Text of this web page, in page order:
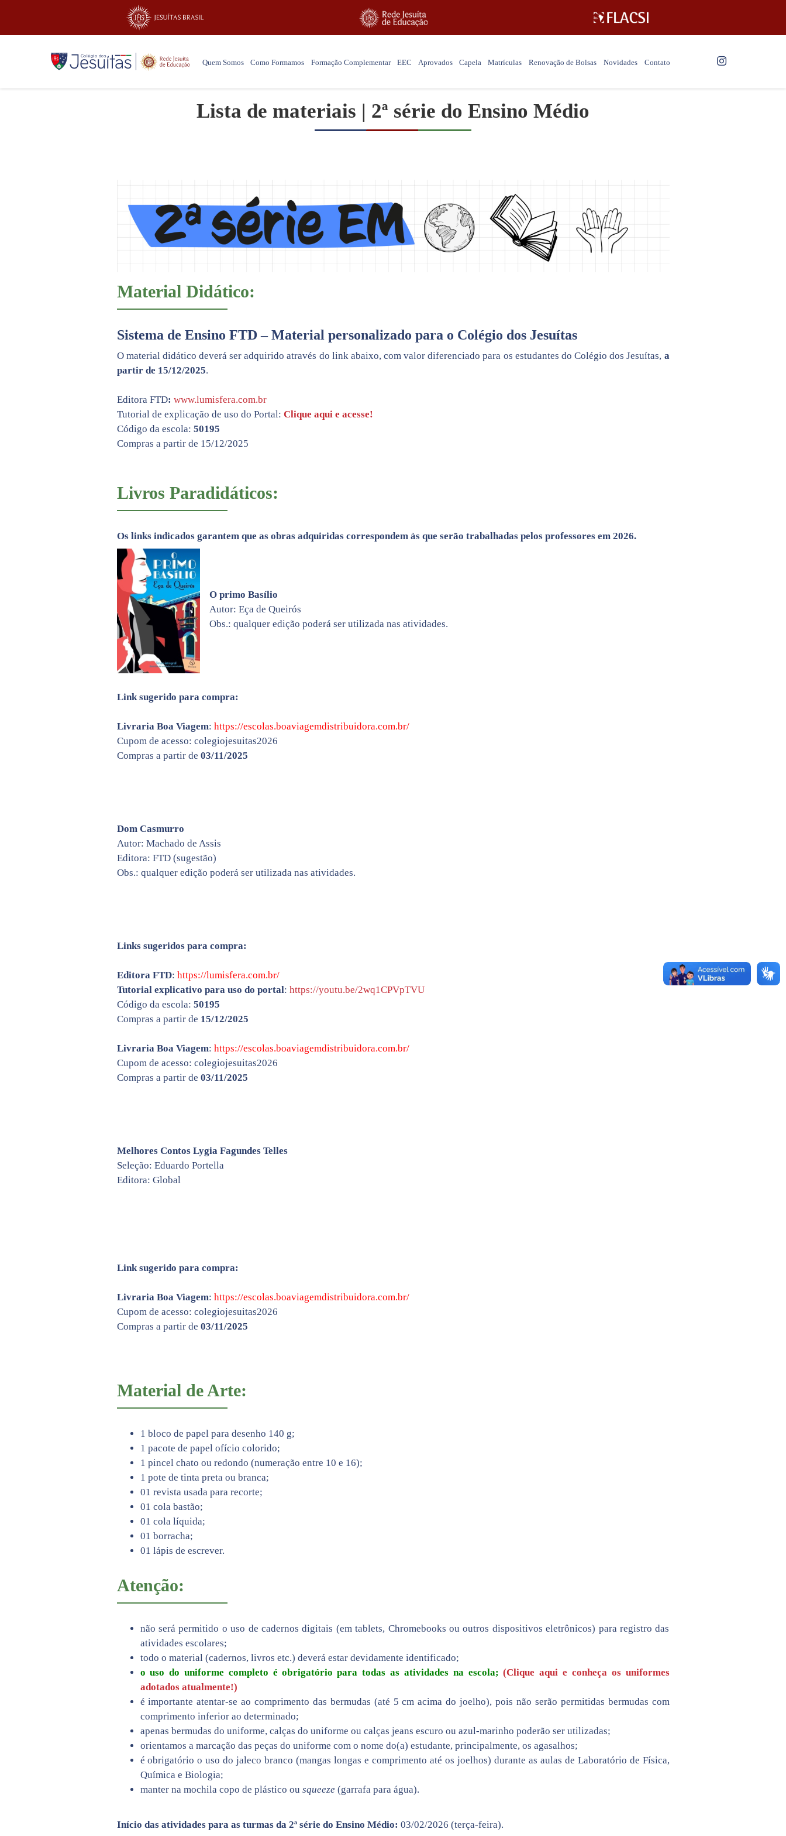
Quem Somos Como Formamos Formação Complementar EEC Aprovados Capela Matrículas Renovação de Bolsas Novidades Contato
Lista de materiais | 2ª série do Ensino Médio
Material Didático:
Sistema de Ensino FTD – Material personalizado para o Colégio dos Jesuítas
O material didático deverá ser adquirido através do link abaixo, com valor diferenciado para os estudantes do Colégio dos Jesuítas, a
partir de 15/12/2025.
Editora FTD: www.lumisfera.com.br
Tutorial de explicação de uso do Portal: Clique aqui e acesse!
Código da escola: 50195
Compras a partir de 15/12/2025
Livros Paradidáticos:
Os links indicados garantem que as obras adquiridas correspondem às que serão trabalhadas pelos professores em 2026.
O primo Basílio
Autor: Eça de Queirós
Obs.: qualquer edição poderá ser utilizada nas atividades.
Link sugerido para compra:
Livraria Boa Viagem: https://escolas.boaviagemdistribuidora.com.br/
Cupom de acesso: colegiojesuitas2026
Compras a partir de 03/11/2025
Dom Casmurro
Autor: Machado de Assis
Editora: FTD (sugestão)
Obs.: qualquer edição poderá ser utilizada nas atividades.
Links sugeridos para compra:
Editora FTD: https://lumisfera.com.br/
Tutorial explicativo para uso do portal: https://youtu.be/2wq1CPVpTVU
Código da escola: 50195
Compras a partir de 15/12/2025
Livraria Boa Viagem: https://escolas.boaviagemdistribuidora.com.br/
Cupom de acesso: colegiojesuitas2026
Compras a partir de 03/11/2025
Melhores Contos Lygia Fagundes Telles
Seleção: Eduardo Portella
Editora: Global
Link sugerido para compra:
Livraria Boa Viagem: https://escolas.boaviagemdistribuidora.com.br/
Cupom de acesso: colegiojesuitas2026
Compras a partir de 03/11/2025
Material de Arte:
1 bloco de papel para desenho 140 g;
1 pacote de papel ofício colorido;
1 pincel chato ou redondo (numeração entre 10 e 16);
1 pote de tinta preta ou branca;
01 revista usada para recorte;
01 cola bastão;
01 cola líquida;
01 borracha;
01 lápis de escrever.
Atenção:
não será permitido o uso de cadernos digitais (em tablets, Chromebooks ou outros dispositivos eletrônicos) para registro das
atividades escolares;
todo o material (cadernos, livros etc.) deverá estar devidamente identificado;
o uso do uniforme completo é obrigatório para todas as atividades na escola;(Clique aqui e conheça os uniformes
adotados atualmente!)
é importante atentar-se ao comprimento das bermudas (até 5 cm acima do joelho), pois não serão permitidas bermudas com
comprimento inferior ao determinado;
apenas bermudas do uniforme, calças do uniforme ou calças jeans escuro ou azul-marinho poderão ser utilizadas;
orientamos a marcação das peças do uniforme com o nome do(a) estudante, principalmente, os agasalhos;
é obrigatório o uso do jaleco branco (mangas longas e comprimento até os joelhos) durante as aulas de Laboratório de Física,
Química e Biologia;
manter na mochila copo de plástico ou squeeze (garrafa para água).
Início das atividades para as turmas da 2ª série do Ensino Médio: 03/02/2026 (terça-feira).